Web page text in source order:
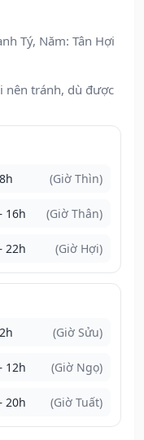
Tý, Năm: Tân Hợi
nên tránh, dù được
(Giờ Thìn)
16h (Giờ Thân)
22h (Giờ Hợi)
(Giờ Sửu)
12h (Giờ Ngọ)
20h (Giờ Tuất)